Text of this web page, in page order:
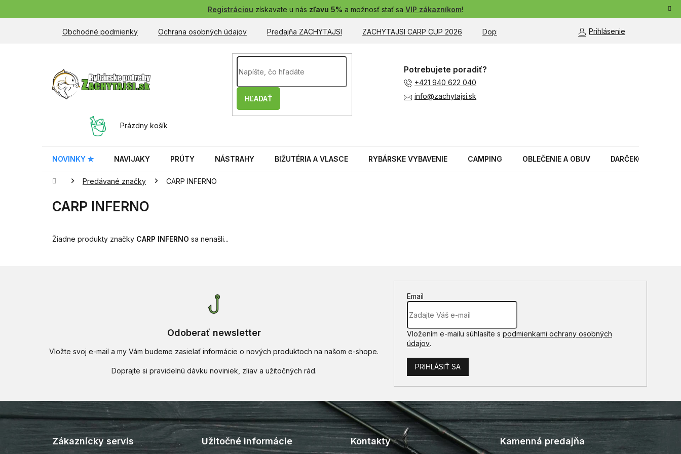
Registráciou získavate u nás zľavu 5% a možnosť stať sa VIP zákazníkom!
Obchodné podmienky Ochrana osobných údajov Predajňa ZACHYTAJSI ZACHYTAJSI CARP CUP 2026 Doprava a platba Moja objednávka
Prihlásenie
HĽADAŤ
Potrebujete poradiť?
+421 940 622 040
info@zachytajsi.sk
NÁKUPNÝ
Prázdny košík
NOVINKY ✮ NAVIJAKY PRÚTY NÁSTRAHY BIŽUTÉRIA A VLASCE RYBÁRSKE VYBAVENIE CAMPING OBLEČENIE A OBUV DARČEKOVÉ
DomovPredávané značky CARP INFERNO
CARP INFERNO
Žiadne produkty značky CARP INFERNO sa nenašli...
Odoberať newsletter
Vložte svoj e-mail a my Vám budeme zasielať informácie o nových produktoch na našom e-shope.
Email
Vložením e-mailu súhlasíte s podmienkami ochrany osobných
údajov.
PRIHLÁSIŤ SA
Z
Zákaznícky servis Užitočné informácie Kontakty Kamenná predajňa